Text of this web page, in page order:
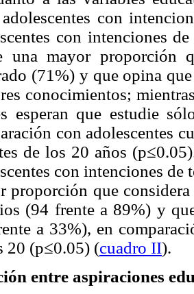
con
con intenciones
una mayor proporción
(71%) y que opina
conocimientos;
esperan que estudie
con adolescentes
de los 20 años
con intenciones de
proporción que
(94 frente a 89%) y
a 33%), en
20 (p≤0.05) (cuadro II).
entre aspiraciones